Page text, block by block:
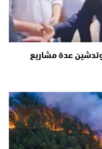
عدة مشاريع